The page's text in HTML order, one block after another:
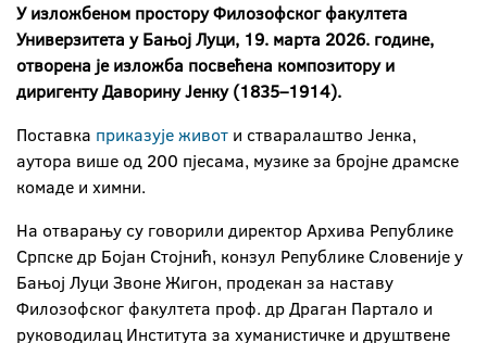
У изложбеном простору Филозофског факултета
Универзитета у Бањој Луци, 19. марта 2026. године,
отворена је изложба посвећена композитору и
диригенту Даворину Јенку (1835–1914).
Поставка приказује живот и стваралаштво Јенка,
аутора више од 200 пјесама, музике за бројне драмске
комаде и химни.
На отварању су говорили директор Архива Републике
Српске др Бојан Стојнић, конзул Републике Словеније у
Бањој Луци Звоне Жигон, продекан за наставу
Филозофског факултета проф. др Драган Партало и
руководилац Института за хуманистичке и друштвене